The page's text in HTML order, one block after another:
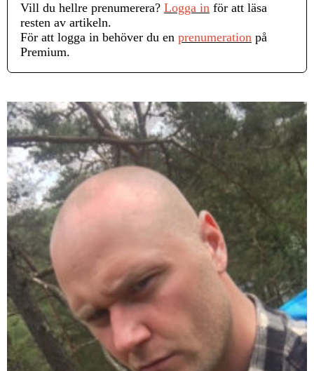
Vill du hellre prenumerera? Logga in för att läsa
resten av artikeln.
För att logga in behöver du en prenumeration på
Premium.